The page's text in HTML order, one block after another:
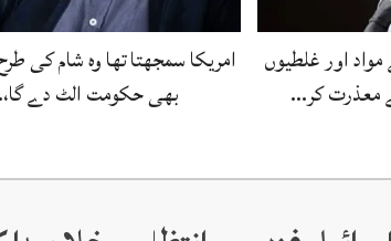
اور غلطیوں
معذرت کر…
امریکا سمجھتا تھا وہ شام کی
بھی حکومت الٹ دے